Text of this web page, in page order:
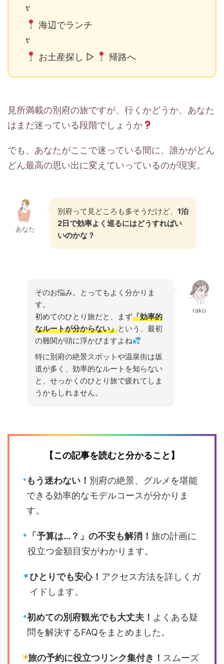
∇
海辺でランチ
∇
お土産探し ▷ 帰路へ
見所満載の別府の旅ですが、行くかどうか、あなた
はまだ迷っている段階でしょうか
でも、あなたがここで迷っている間に、誰かがどん
どん最高の思い出に変えていっているのが現実。
あなた
別府って見どころも多そうだけど、 1泊
2日で効率よく巡るにはどうすればい
いのかな？
rako
そのお悩み。とってもよく分かりま
す。
初めてのひとり旅だと、まず「効率的
なルートが分からない」という、最初
の難関が頭に浮かびますよね
特に別府の絶景スポットや温泉街は坂
道が多く、効率的なルートを知らない
と、せっかくのひとり旅で疲れてしま
うかもしれません。
【この記事を読むと分かること】
もう迷わない！ 別府の絶景、グルメを堪能
できる効率的なモデルコースが分かりま
す。
「予算は…？」の不安も解消！旅の計画に
役立つ金額目安がわかります。
ひとりでも安心！ アクセス方法を詳しくガ
イドします。
初めての別府観光でも大丈夫！ よくある疑
問を解決するFAQをまとめました。
旅の予約に役立つリンク集付き！ スムーズ